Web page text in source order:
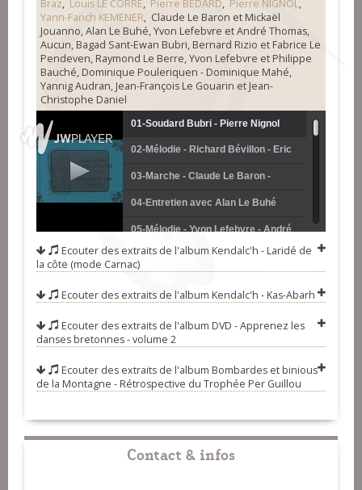
Braz, Louis LE CORRE, Pierre BEDARD, Pierre NIGNOL,
Yann-Fanch KEMENER, Claude Le Baron et Mickaël
Jouanno, Alan Le Buhé, Yvon Lefebvre et André Thomas,
Aucun, Bagad Sant-Ewan Bubri, Bernard Rizio et Fabrice Le
Pendeven, Raymond Le Berre, Yvon Lefebvre et Philippe
Bauché, Dominique Pouleriquen - Dominique Mahé,
Yannig Audran, Jean-François Le Gouarin et Jean-
Christophe Daniel
01-Soudard Bubri - Pierre Nignol
(1992)
02-Mélodie - Richard Bévillon - Eric
Gorce (1991)
03-Marche - Claude Le Baron -
Mikael Jouanno (1995)
04-Entretien avec Alan Le Buhé
(1991)
05-Mélodie - Yvon Lefebvre - André
Thomas (1995)
06-Entretien avec Pierre Bédard
(1997)
09-Kantik Sant Ewan - Messe du
Sant-Ewan Bubri (1995)
11-Entretien avec Anicet Le Floch
Luc Le Moign (1995)
13-Entretien avec les cuisiniers -
Ecouter des extraits de l'album Kendalc'h - Laridé de
la côte (mode Carnac)
Ecouter des extraits de l'album Kendalc'h - Kas-Abarh
Ecouter des extraits de l'album DVD - Apprenez les
danses bretonnes - volume 2
Ecouter des extraits de l'album Bombardes et binious
de la Montagne - Rétrospective du Trophée Per Guillou
Contact & infos